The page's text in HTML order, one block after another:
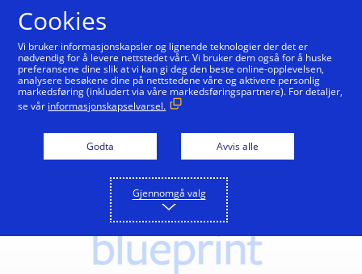
Cookies
Vi bruker informasjonskapsler og lignende teknologier der det er
nødvendig for å levere nettstedet vårt. Vi bruker dem også for å huske
preferansene dine slik at vi kan gi deg den beste online-opplevelsen,
analysere besøkene dine på nettstedene våre og aktivere personlig
markedsføring (inkludert via våre markedsføringspartnere). For detaljer,
se vår informasjonskapselvarsel.
Godta Avvis alle
Gjennomgå valg